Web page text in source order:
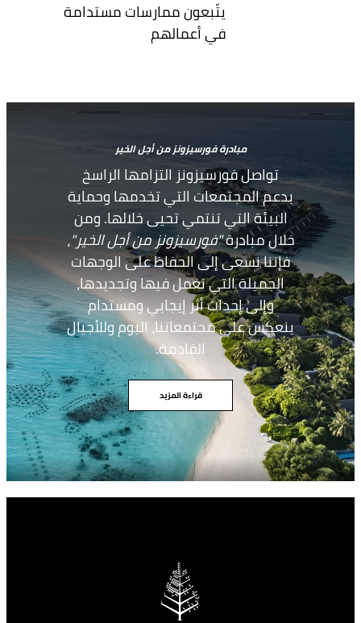
يتّبعون ممارسات مستدامة
في أعمالهم
مبادرة فورسيزونز من أجل الخير
تواصل فورسيزونز التزامها الراسخ
بدعم المجتمعات التي تخدمها وحماية
البيئة التي تنتمي تحيى خلالها. ومن
خلال مبادرة"فورسيزونز من أجل الخير"،
فإننا نسعى إلى الحفاظ على الوجهات
الجميلة التي نعمل فيها وتجديدها،
وإلى إحداث أثر إيجابي ومستدام
ينعكس على مجتمعاتنا، اليوم وللأجيال
القادمة.
قراءة المزيد